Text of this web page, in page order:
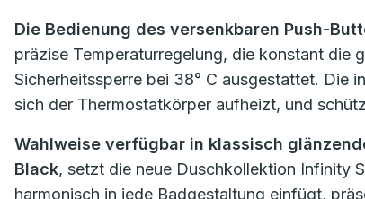
Die Bedienung des versenkbaren Push-
präzise Temperaturregelung, die konstant die
Sicherheitssperre bei 38° C ausgestattet. Die
sich der Thermostatkörper aufheizt, und
Wahlweise verfügbar in klassisch
Black, setzt die neue Duschkollektion Infinity
harmonisch in jede Badgestaltung einfügt,